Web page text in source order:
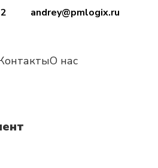
andrey@pmlogix.ru
О нас